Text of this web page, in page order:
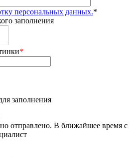
персональных данных.*
заполнения
*
заполнения
отправлено. В ближайшее время с